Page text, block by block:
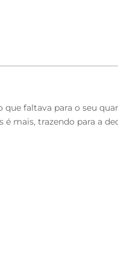
que faltava para o seu
mais, trazendo para a